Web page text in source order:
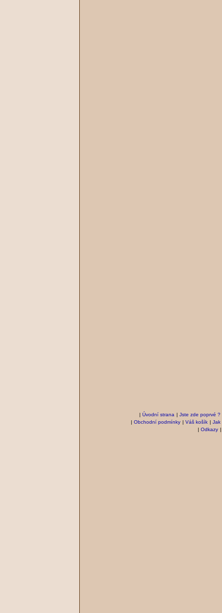
| Úvodní strana | Jste zde poprvé ?
| Obchodní podmínky | Váš košík | Jak
| Odkazy